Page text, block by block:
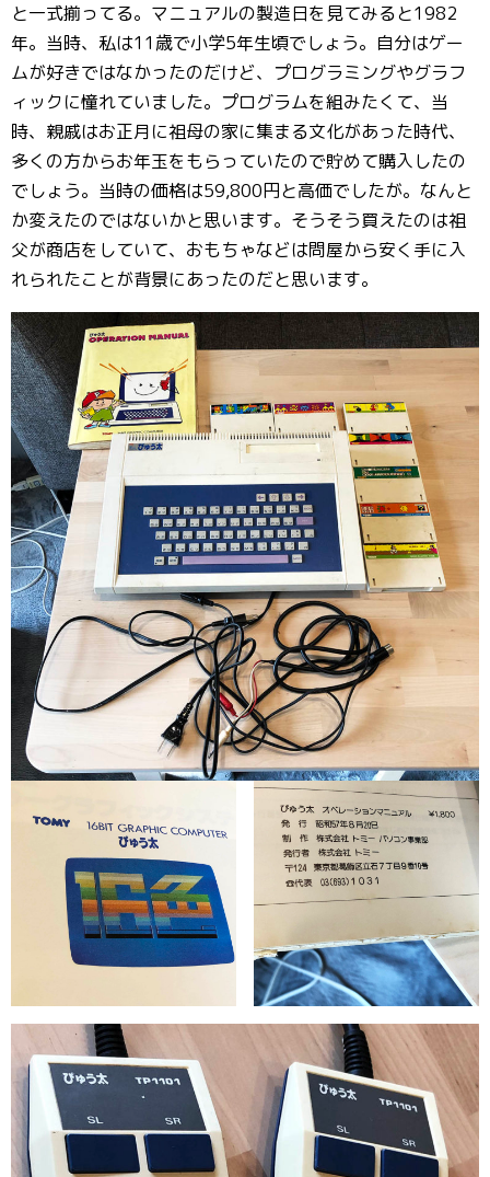
と一式揃ってる。マニュアルの製造日を見てみると1982
年。当時、私は11歳で小学5年生頃でしょう。自分はゲー
ムが好きではなかったのだけど、プログラミングやグラフ
ィックに憧れていました。プログラムを組みたくて、当
時、親戚はお正月に祖母の家に集まる文化があった時代、
多くの方からお年玉をもらっていたので貯めて購入したの
でしょう。当時の価格は59,800円と高価でしたが。なんと
か変えたのではないかと思います。そうそう買えたのは祖
父が商店をしていて、おもちゃなどは問屋から安く手に入
れられたことが背景にあったのだと思います。